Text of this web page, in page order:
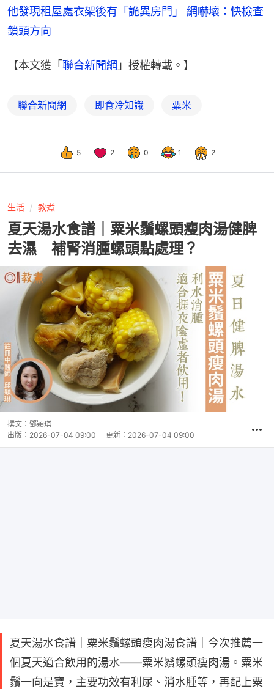
他發現租屋處衣架後有「詭異房門」 網嚇壞：快檢查
鎖頭方向
【本文獲「 聯合新聞網 」授權轉載。】
聯合新聞網 即食冷知識 粟米
5 2 0 1 2
生活 教煮
夏天湯水食譜｜粟米鬚螺頭瘦肉湯健脾
去濕 補腎消腫螺頭點處理？
撰文： 鄧穎琪
出版： 2026-07-04 09:00 更新： 2026-07-04 09:00
夏天湯水食譜｜粟米鬚螺頭瘦肉湯食譜｜今次推薦一
個夏天適合飲用的湯水——粟米鬚螺頭瘦肉湯。粟米
鬚一向是寶，主要功效有利尿、消水腫等，再配上粟